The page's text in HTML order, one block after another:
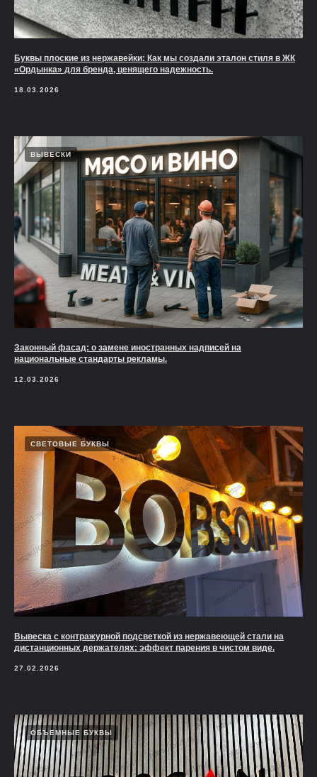
Буквы плоские из нержавейки: Как мы создали эталон стиля в ЖК
«Ордынка» для бренда, ценящего надежность.
18.03.2026
ВЫВЕСКИ
Законный фасад: о замене иностранных надписей на
национальные стандарты рекламы.
12.03.2026
СВЕТОВЫЕ БУКВЫ
Вывеска с контражурной подсветкой из нержавеющей стали на
дистанционных держателях: эффект парения в чистом виде.
27.02.2026
ОБЪЕМНЫЕ БУКВЫ